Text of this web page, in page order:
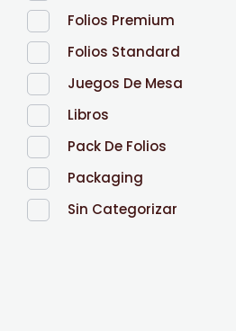
Folios Premium
Folios Standard
Juegos De Mesa
Libros
Pack De Folios
Packaging
Sin Categorizar